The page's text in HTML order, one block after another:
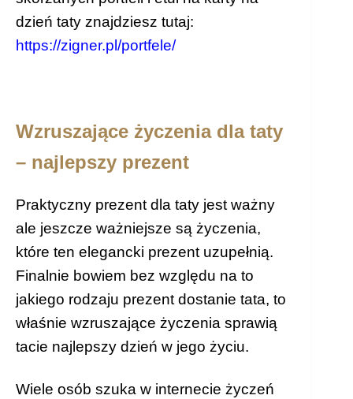
dzień taty znajdziesz tutaj:
https://zigner.pl/portfele/
Wzruszające życzenia dla taty
– najlepszy prezent
Praktyczny prezent dla taty jest ważny
ale jeszcze ważniejsze są życzenia,
które ten elegancki prezent uzupełnią.
Finalnie bowiem bez względu na to
jakiego rodzaju prezent dostanie tata, to
właśnie wzruszające życzenia sprawią
tacie najlepszy dzień w jego życiu.
Wiele osób szuka w internecie życzeń